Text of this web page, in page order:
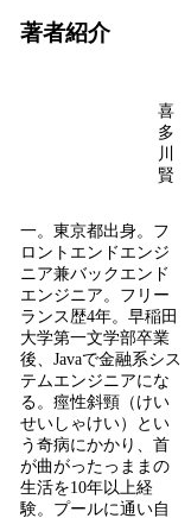
著者紹介
喜
多
川
賢
一。東京都出身。フ
ロントエンドエンジ
ニア兼バックエンド
エンジニア。フリー
ランス歴4年。早稲田
大学第一文学部卒業
後、Javaで金融系シス
テムエンジニアにな
る。痙性斜頸（けい
せいしゃけい）とい
う奇病にかかり、首
が曲がったっままの
生活を10年以上経
験。プールに通い自